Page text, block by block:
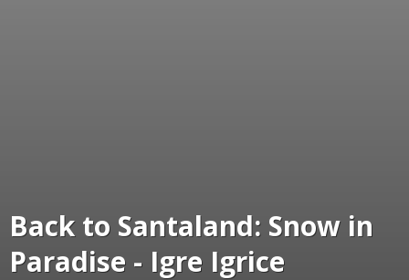
Back to Santaland: Snow in
Paradise - Igre Igrice